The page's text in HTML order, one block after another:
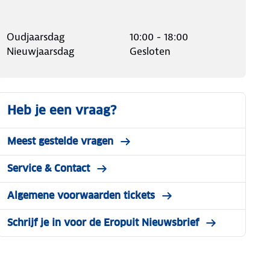
Oudjaarsdag
10:00 - 18:00
Nieuwjaarsdag
Gesloten
Heb je een vraag?
Meest gestelde vragen
Service & Contact
Algemene voorwaarden tickets
Schrijf je in voor de Eropuit Nieuwsbrief